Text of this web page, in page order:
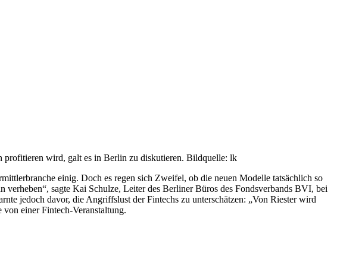
profitieren wird, galt es in Berlin zu diskutieren. Bildquelle: lk
einig. Doch es regen sich Zweifel, ob die neuen Modelle tatsächlich so
sagte Kai Schulze, Leiter des Berliner Büros des Fondsverbands BVI, bei
jedoch davor, die Angriffslust der Fintechs zu unterschätzen: „Von Riester wird
einer Fintech-Veranstaltung.